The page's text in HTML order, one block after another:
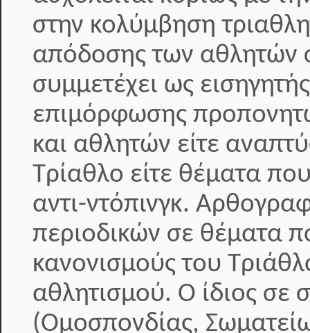
στην κολύμβηση
απόδοσης των αθλητών
συμμετέχει ως
επιμόρφωσης
και αθλητών είτε
Τρίαθλο είτε θέματα
αντι-ντόπινγκ.
περιοδικών σε θέματα
κανονισμούς του
αθλητισμού. Ο ίδιος σε
(Ομοσπονδίας,